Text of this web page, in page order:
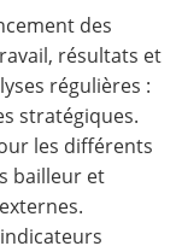
des
résultats et
régulières :
stratégiques.
les différents
bailleur et